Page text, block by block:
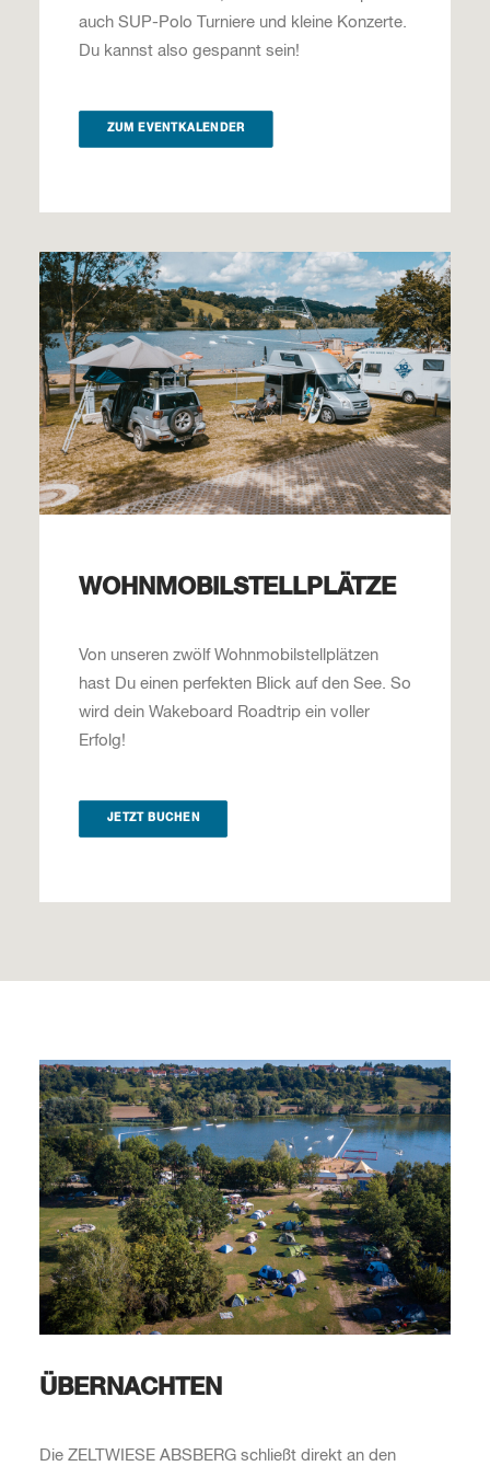
auch SUP-Polo Turniere und kleine Konzerte.
Du kannst also gespannt sein!
ZUM EVENTKALENDER
WOHNMOBILSTELLPLÄTZE
Von unseren zwölf Wohnmobilstellplätzen
hast Du einen perfekten Blick auf den See. So
wird dein Wakeboard Roadtrip ein voller
Erfolg!
JETZT BUCHEN
ÜBERNACHTEN
Die ZELTWIESE ABSBERG schließt direkt an den